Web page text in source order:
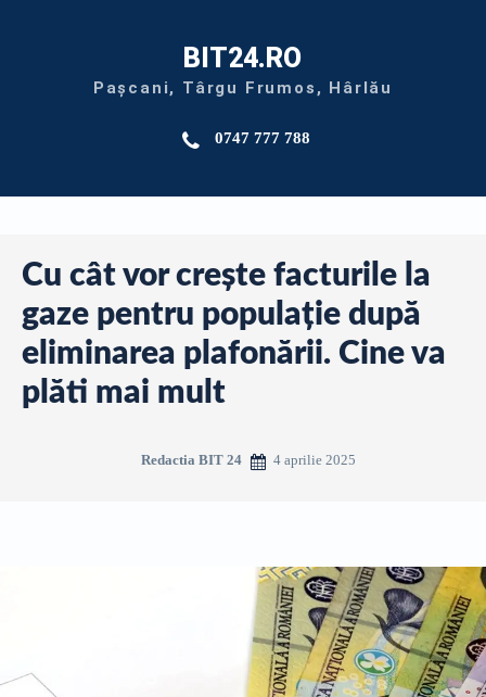
BIT24.RO
Pașcani, Târgu Frumos, Hârlău
0747 777 788
Cu cât vor crește facturile la
gaze pentru populație după
eliminarea plafonării. Cine va
plăti mai mult
Redactia BIT 24 4 aprilie 2025